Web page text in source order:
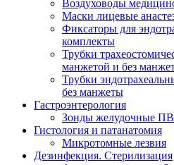
Воздуховоды
Маски лицевые
Фиксаторы для
комплекты
Трубки
манжетой и без
Трубки
без манжеты
Гастроэнтерология
Зонды желудочные
Гистология и патанатомия
Микротомные лезвия
Дезинфекция. Стерилизация